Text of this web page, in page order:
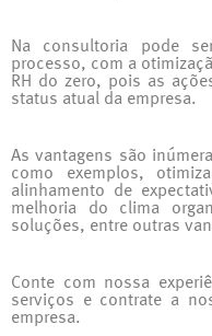
Na consultoria pode
processo, com a
RH do zero, pois as
status atual da empresa.
As vantagens são
como exemplos,
alinhamento de
melhoria do clima
soluções, entre outras
Conte com nossa
serviços e contrate a
empresa.